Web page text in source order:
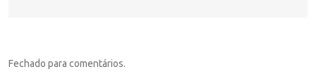
Fechado para comentários.